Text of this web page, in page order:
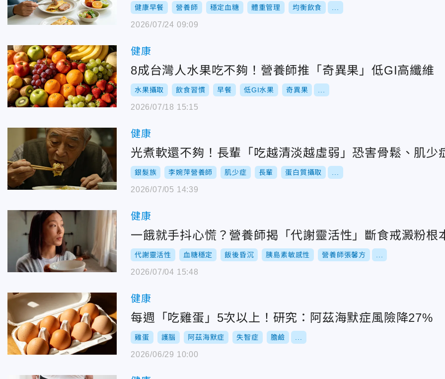
健康早餐 營養師 穩定血糖 體重管理 均衡飲食
2026/07/24 09:09
健康
8成台灣人水果吃不夠！營養師推「奇異果」低GI高纖維
水果攝取 飲食習慣 早餐 低GI水果 奇異果
2026/07/18 15:15
健康
光煮軟還不夠！長輩「吃越清淡越虛弱」恐害骨鬆、肌少
銀髮族 李婉萍營養師 肌少症 長輩 蛋白質攝取
2026/07/05 14:39
健康
一餓就手抖心慌？營養師揭「代謝靈活性」斷食戒澱粉根
代謝靈活性 血糖穩定 飯後昏沉 胰島素敏感性 營養師張馨方
2026/07/04 15:48
健康
每週「吃雞蛋」5次以上！研究：阿茲海默症風險降27%
雞蛋 護腦 阿茲海默症 失智症 膽鹼
2026/06/29 10:00